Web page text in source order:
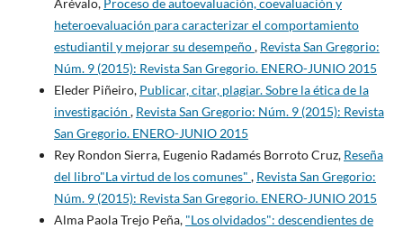
Arévalo, Proceso de autoevaluación, coevaluación y
heteroevaluación para caracterizar el comportamiento
estudiantil y mejorar su desempeño, Revista San Gregorio:
Núm. 9 (2015): Revista San Gregorio. ENERO-JUNIO 2015
Eleder Piñeiro, Publicar, citar, plagiar. Sobre la ética de la
investigación , Revista San Gregorio: Núm. 9 (2015): Revista
San Gregorio. ENERO-JUNIO 2015
Rey Rondon Sierra, Eugenio Radamés Borroto Cruz, Reseña
del libro"La virtud de los comunes" , Revista San Gregorio:
Núm. 9 (2015): Revista San Gregorio. ENERO-JUNIO 2015
Alma Paola Trejo Peña, "Los olvidados": descendientes de